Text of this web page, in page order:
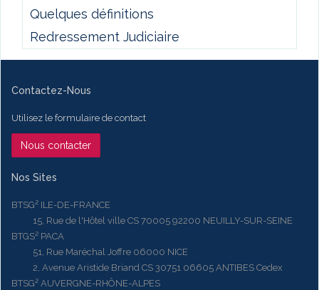
Quelques définitions
Redressement Judiciaire
Contactez-Nous
Utilisez le formulaire de contact
Nous contacter
Nos Sites
BTSG² ILE-DE-FRANCE
15, Rue de l'Hôtel ville CS 70005 92200 NEUILLY-SUR-SEINE
BTGS² PACA
51, Rue Maréchal Joffre 06000 NICE
2, Avenue Aristide Briand CS 30751 06605 ANTIBES Cedex
BTSG² AUVERGNE-RHÔNE-ALPES